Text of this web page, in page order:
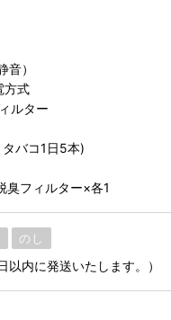
）
方式
ルター
バコ1日5本)
臭フィルター×各1
のし
内に発送いたします。）